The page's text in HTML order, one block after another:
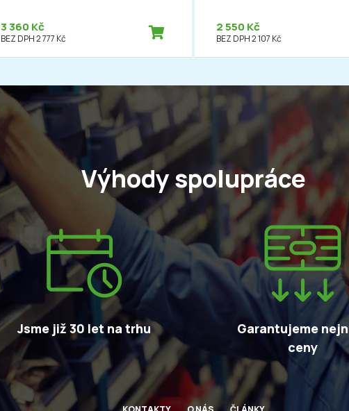
3 360 Kč
BEZ DPH 2 777 Kč
2 550 Kč
BEZ DPH 2 107 Kč
Výhody spolupráce
Jsme již 30 let na trhu
Garantujeme
ceny